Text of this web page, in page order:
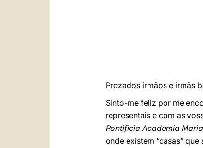
Prezados irmãos e irmãs
Sinto-me feliz por me
representais e com as
Pontificia Academia
onde existem “casas”